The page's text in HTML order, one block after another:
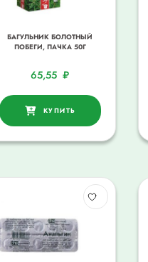
БАГУЛЬНИК БОЛОТНЫЙ
ПОБЕГИ, ПАЧКА 50Г
65,55₽
КУПИТЬ